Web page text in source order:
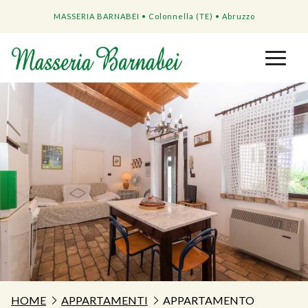
MASSERIA BARNABEI • Colonnella (TE) • Abruzzo
HOME APPARTAMENTI
APPARTAMENTO